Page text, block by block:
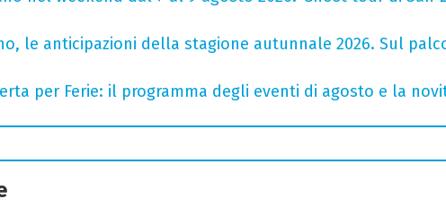
le anticipazioni della stagione autunnale 2026. Sul
per Ferie: il programma degli eventi di agosto e la